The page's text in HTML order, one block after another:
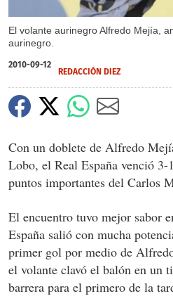
El volante aurinegro Alfredo Mejía,
aurinegro.
2010-09-12
REDACCIÓN DIEZ
Con un doblete de Alfredo
Lobo, el Real España venció
puntos importantes del Carlos
El encuentro tuvo mejor sabor
España salió con mucha
primer gol por medio de
el volante clavó el balón en un
barrera para el primero de la